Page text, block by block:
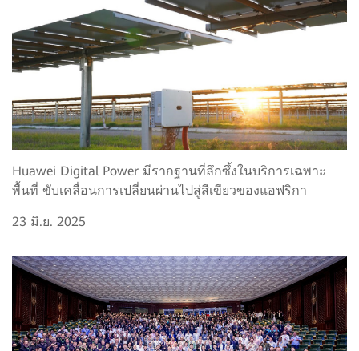
Huawei Digital Power มีรากฐานที่ลึกซึ้งในบริการเฉพาะ
พื้นที่ ขับเคลื่อนการเปลี่ยนผ่านไปสู่สีเขียวของแอฟริกา
23 มิ.ย. 2025